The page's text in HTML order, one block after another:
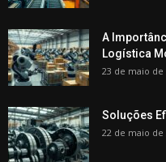
A
Logística
23 de maio de
Soluções
22 de maio de